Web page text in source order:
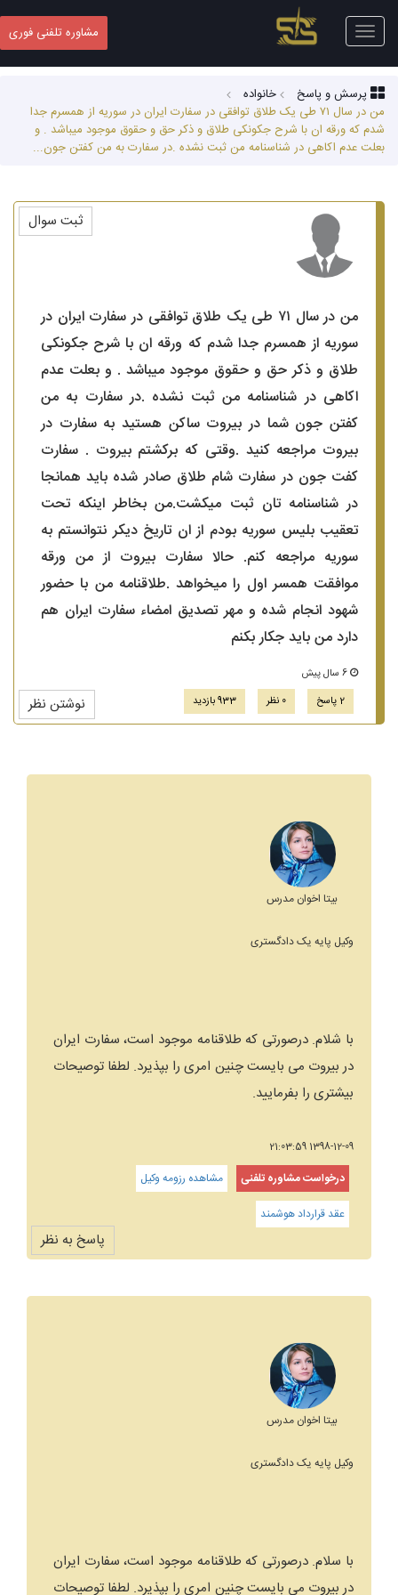
Toggle
navigation
مشاوره تلفنی فوری
پرسش و پاسخ
خانواده
من در سال ۷۱ طی یک طلاق توافقی در سفارت ایران در سوریه از همسرم جدا
شدم که ورقه ان با شرح جکونکی طلاق و ذکر حق و حقوق موجود میباشد . و
بعلت عدم اکاهی در شناسنامه من ثبت نشده .در سفارت به من کفتن جون...
من در سال ۷۱ طی یک طلاق توافقی در سفارت ایران در
سوریه از همسرم جدا شدم که ورقه ان با شرح جکونکی
طلاق و ذکر حق و حقوق موجود میباشد . و بعلت عدم
اکاهی در شناسنامه من ثبت نشده .در سفارت به من
کفتن جون شما در بیروت ساکن هستید به سفارت در
بیروت مراجعه کنید .وقتی که برکشتم بیروت . سفارت
کفت جون در سفارت شام طلاق صادر شده باید همانجا
در شناسنامه تان ثبت میکشت.من بخاطر اینکه تحت
تعقیب بلیس سوریه بودم از ان تاریخ دیکر نتوانستم به
سوریه مراجعه کنم. حالا سفارت بیروت از من ورقه
موافقت همسر اول را میخواهد .طلاقنامه من با حضور
شهود انجام شده و مهر تصدیق امضاء سفارت ایران هم
دارد من باید جکار بکنم
2 پاسخ
0 نظر 933 بازدید نوشتن نظر
ثبت سوال
بیتا اخوان مدرس
وکیل پایه یک دادگستری
با شلام. درصورتی که طلاقنامه موجود است، سفارت ایران
در بیروت می بایست چنین امری را بپذیرد. لطفا توصیحات
بیشتری را بفرمایید.
1398-12-09 21:03:59
درخواست مشاوره تلفنی
مشاهده رزومه وکیل
عقد قرارداد هوشمند
پاسخ به نظر
بیتا اخوان مدرس
وکیل پایه یک دادگستری
با سلام. درصورتی که طلاقنامه موجود است، سفارت ایران
در بیروت می بایست چنین امری را بپذیرد. لطفا توصیحات